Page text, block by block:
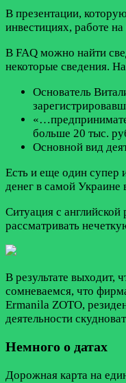
В презентации,
инвестициях, работе
В FAQ можно найти
некоторые сведения.
Основатель
больше 20 тыс.
Основной вид
Есть и еще один супер
денег в самой Украине
Ситуация с
рассматривать
В результате выходит,
сомневаемся, что
Ermanila ZOTO,
деятельности
Немного о датах
Дорожная карта на